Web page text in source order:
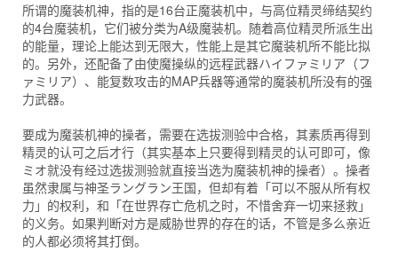
所谓的魔装机神，指的是16台正魔装机中，与高位精灵缔结契约
的4台魔装机，它们被分类为A级魔装机。随着高位精灵所派生出
的能量，理论上能达到无限大，性能上是其它魔装机所不能比拟
的。另外，还配备了由使魔操纵的远程武器ハイファミリア（フ
ァミリア）、能复数攻击的MAP兵器等通常的魔装机所没有的强
力武器。
要成为魔装机神的操者，需要在选拔测验中合格，其素质再得到
精灵的认可之后才行（其实基本上只要得到精灵的认可即可，像
ミオ就没有经过选拔测验就直接当选为魔装机神的操者）。操者
虽然隶属与神圣ラングラン王国，但却有着「可以不服从所有权
力」的权利，和「在世界存亡危机之时，不惜舍弃一切来拯救」
的义务。如果判断对方是威胁世界的存在的话，不管是多么亲近
的人都必须将其打倒。